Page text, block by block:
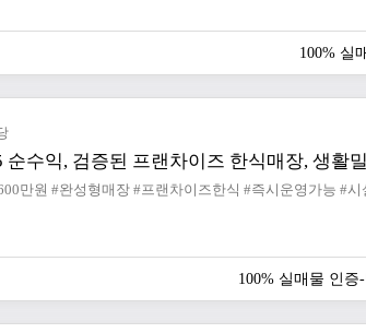
100% 실
수익, 검증된 프랜차이즈 한식매장, 생활
100% 실매물 인증